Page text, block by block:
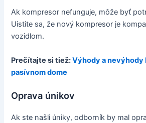
Ak kompresor nefunguje, môže byť
Uistite sa, že nový kompresor je
vozidlom.
Prečítajte si tiež:Výhody a nevýhody
pasívnom dome
Oprava únikov
Ak ste našli úniky, odborník by mal